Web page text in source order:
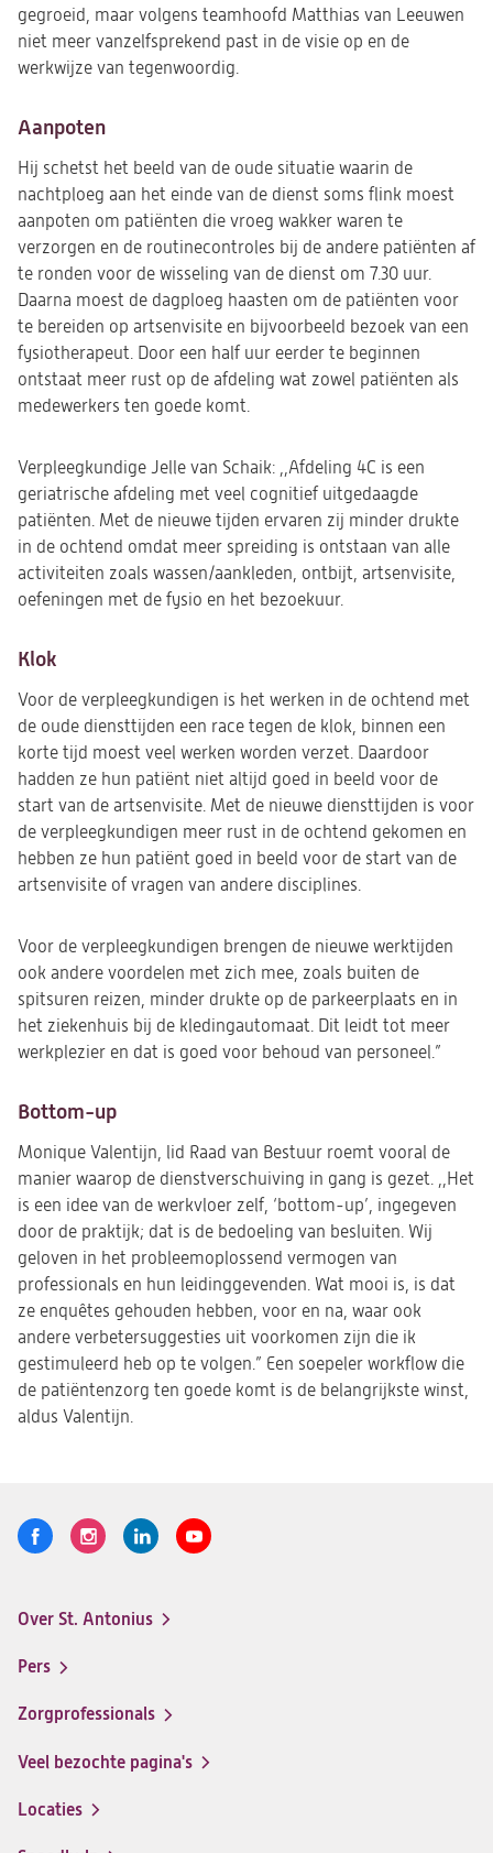
gegroeid, maar volgens teamhoofd Matthias van Leeuwen
niet meer vanzelfsprekend past in de visie op en de
werkwijze van tegenwoordig.
Aanpoten
Hij schetst het beeld van de oude situatie waarin de
nachtploeg aan het einde van de dienst soms flink moest
aanpoten om patiënten die vroeg wakker waren te
verzorgen en de routinecontroles bij de andere patiënten af
te ronden voor de wisseling van de dienst om 7.30 uur.
Daarna moest de dagploeg haasten om de patiënten voor
te bereiden op artsenvisite en bijvoorbeeld bezoek van een
fysiotherapeut. Door een half uur eerder te beginnen
ontstaat meer rust op de afdeling wat zowel patiënten als
medewerkers ten goede komt.
Verpleegkundige Jelle van Schaik: ,,Afdeling 4C is een
geriatrische afdeling met veel cognitief uitgedaagde
patiënten. Met de nieuwe tijden ervaren zij minder drukte
in de ochtend omdat meer spreiding is ontstaan van alle
activiteiten zoals wassen/aankleden, ontbijt, artsenvisite,
oefeningen met de fysio en het bezoekuur.
Klok
Voor de verpleegkundigen is het werken in de ochtend met
de oude diensttijden een race tegen de klok, binnen een
korte tijd moest veel werken worden verzet. Daardoor
hadden ze hun patiënt niet altijd goed in beeld voor de
start van de artsenvisite. Met de nieuwe diensttijden is voor
de verpleegkundigen meer rust in de ochtend gekomen en
hebben ze hun patiënt goed in beeld voor de start van de
artsenvisite of vragen van andere disciplines.
Voor de verpleegkundigen brengen de nieuwe werktijden
ook andere voordelen met zich mee, zoals buiten de
spitsuren reizen, minder drukte op de parkeerplaats en in
het ziekenhuis bij de kledingautomaat. Dit leidt tot meer
werkplezier en dat is goed voor behoud van personeel.”
Bottom-up
Monique Valentijn, lid Raad van Bestuur roemt vooral de
manier waarop de dienstverschuiving in gang is gezet. ,,Het
is een idee van de werkvloer zelf, ‘bottom-up’, ingegeven
door de praktijk; dat is de bedoeling van besluiten. Wij
geloven in het probleemoplossend vermogen van
professionals en hun leidinggevenden. Wat mooi is, is dat
ze enquêtes gehouden hebben, voor en na, waar ook
andere verbetersuggesties uit voorkomen zijn die ik
gestimuleerd heb op te volgen.” Een soepeler workflow die
de patiëntenzorg ten goede komt is de belangrijkste winst,
aldus Valentijn.
Volg
Logo
een
ziekenhuis
op
Logo
een
op
Logo
een
op
Logo
menu
Over St. Antonius
Pers
Zorgprofessionals
Veel bezochte pagina's
Locaties